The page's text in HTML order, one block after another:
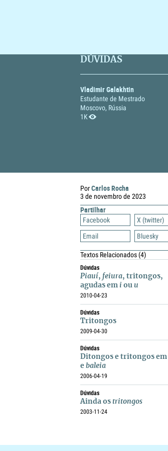
DÚVIDAS
Vladimir Galakhtin
Estudante de Mestrado
Moscovo, Rússia
1K
PorCarlos Rocha
3 de novembro de 2023
Partilhar
Facebook
X (twitter)
Email
Bluesky
Textos Relacionados(4)
Dúvidas
Piauí, feiura, tritongos,
agudas em i ou u
2010-04-23
Dúvidas
Tritongos
2009-04-30
Dúvidas
Ditongos e tritongos em
e baleia
2006-04-19
Dúvidas
Ainda os tritongos
2003-11-24